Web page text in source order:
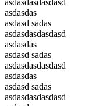
asdasdasdasdasd
asdasdas
asdasd sadas
asdasdasdasdasd
asdasdas
asdasd sadas
asdasdasdasdasd
asdasdas
asdasd sadas
asdasdasdasdasd